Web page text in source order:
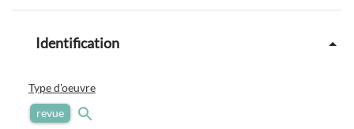
Identification
Type d'oeuvre
revue